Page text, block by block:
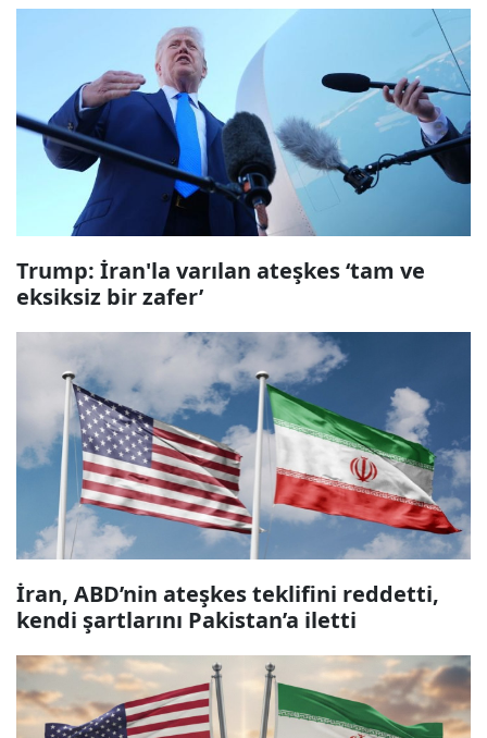
Trump: İran'la varılan ateşkes ‘tam ve
eksiksiz bir zafer’
İran, ABD’nin ateşkes teklifini reddetti,
kendi şartlarını Pakistan’a iletti